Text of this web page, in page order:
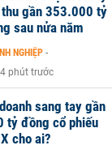
thu gần 353.000 tỷ
sau nửa năm
NGHIỆP -
phút trước
sang tay gần
tỷ đồng cổ phiếu
cho ai?